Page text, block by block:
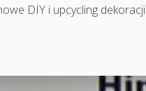
DIY i upcycling dekoracji